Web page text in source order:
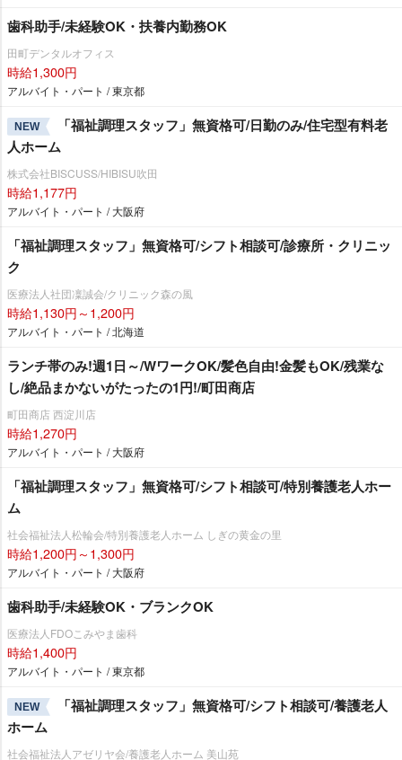
歯科助手/未経験OK・扶養内勤務OK
田町デンタルオフィス
時給1,300円
アルバイト・パート / 東京都
NEW
「福祉調理スタッフ」無資格可/日勤のみ/住宅型有料老
人ホーム
株式会社BISCUSS/HIBISU吹田
時給1,177円
アルバイト・パート / 大阪府
「福祉調理スタッフ」無資格可/シフト相談可/診療所・クリニッ
ク
医療法人社団凜誠会/クリニック森の風
時給1,130円～1,200円
アルバイト・パート / 北海道
ランチ帯のみ!週1日～/WワークOK/髪色自由!金髪もOK/残業な
し/絶品まかないがたったの1円!/町田商店
町田商店 西淀川店
時給1,270円
アルバイト・パート / 大阪府
「福祉調理スタッフ」無資格可/シフト相談可/特別養護老人ホー
ム
社会福祉法人松輪会/特別養護老人ホーム しぎの黄金の里
時給1,200円～1,300円
アルバイト・パート / 大阪府
歯科助手/未経験OK・ブランクOK
医療法人FDOこみやま歯科
時給1,400円
アルバイト・パート / 東京都
NEW
「福祉調理スタッフ」無資格可/シフト相談可/養護老人
ホーム
社会福祉法人アゼリヤ会/養護老人ホーム 美山苑